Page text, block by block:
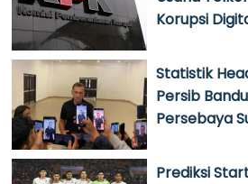
Korupsi
Statistik
Persib
Persebaya
Prediksi